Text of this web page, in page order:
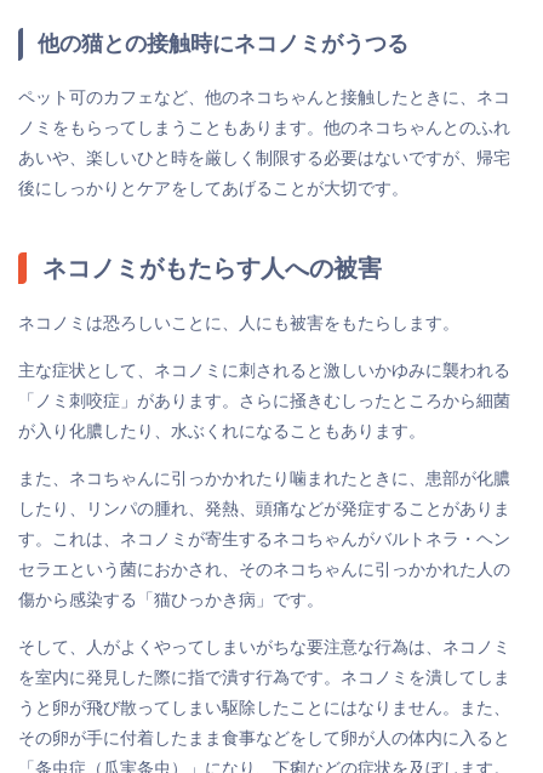
他の猫との接触時にネコノミがうつる
ペット可のカフェなど、他のネコちゃんと接触したときに、ネコ
ノミをもらってしまうこともあります。他のネコちゃんとのふれ
あいや、楽しいひと時を厳しく制限する必要はないですが、帰宅
後にしっかりとケアをしてあげることが大切です。
ネコノミがもたらす人への被害
ネコノミは恐ろしいことに、人にも被害をもたらします。
主な症状として、ネコノミに刺されると激しいかゆみに襲われる
「ノミ刺咬症」があります。さらに掻きむしったところから細菌
が入り化膿したり、水ぶくれになることもあります。
また、ネコちゃんに引っかかれたり噛まれたときに、患部が化膿
したり、リンパの腫れ、発熱、頭痛などが発症することがありま
す。これは、ネコノミが寄生するネコちゃんがバルトネラ・ヘン
セラエという菌におかされ、そのネコちゃんに引っかかれた人の
傷から感染する「猫ひっかき病」です。
そして、人がよくやってしまいがちな要注意な行為は、ネコノミ
を室内に発見した際に指で潰す行為です。ネコノミを潰してしま
うと卵が飛び散ってしまい駆除したことにはなりません。また、
その卵が手に付着したまま食事などをして卵が人の体内に入ると
「条虫症（瓜実条虫）」になり、下痢などの症状を及ぼします。